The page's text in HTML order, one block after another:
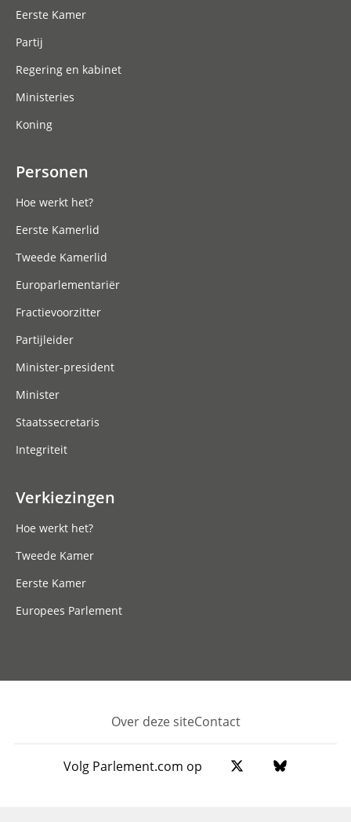
Eerste Kamer
Partij
Regering en kabinet
Ministeries
Koning
Personen
Hoe werkt het?
Eerste Kamerlid
Tweede Kamerlid
Europarlementariër
Fractievoorzitter
Partijleider
Minister-president
Minister
Staatssecretaris
Integriteit
Verkiezingen
Hoe werkt het?
Tweede Kamer
Eerste Kamer
Europees Parlement
Footer
Over deze siteContact
Volg Parlement.com op